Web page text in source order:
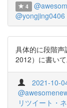
4
@yongjing0406
具体的に段階
2012）に書い
2021-10-
リツイート・